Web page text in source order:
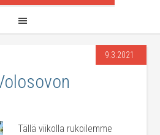
9.3.2021
Tällä viikolla rukoilemme